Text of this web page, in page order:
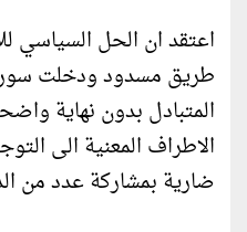
اعتقد ان الحل السياسي
طريق مسدود ودخلت
المتبادل بدون نهاية
الاطراف المعنية الى
ضارية بمشاركة عدد من